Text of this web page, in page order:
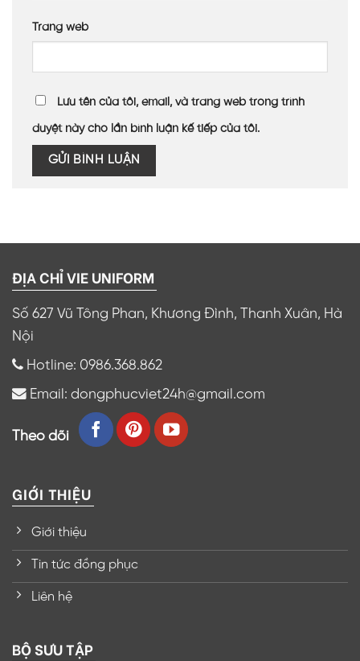
Trang web
Lưu tên của tôi, email, và trang web trong trình
duyệt này cho lần bình luận kế tiếp của tôi.
ĐỊA CHỈ VIE UNIFORM
Số 627 Vũ Tông Phan, Khương Đình, Thanh Xuân, Hà
Nội
Hotline: 0986.368.862
Email: dongphucviet24h@gmail.com
Theo dõi
GIỚI THIỆU
Giới thiệu
Tin tức đồng phục
Liên hệ
BỘ SƯU TẬP